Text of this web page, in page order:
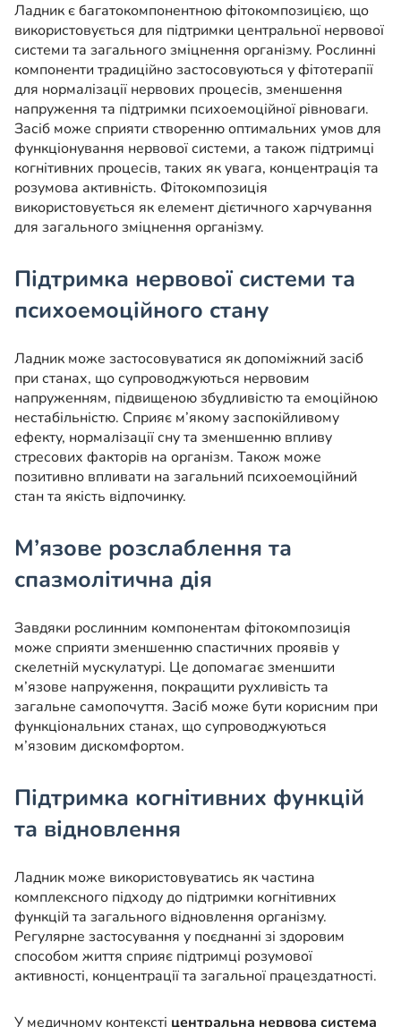
Ладник є багатокомпонентною фітокомпозицією, що
використовується для підтримки центральної нервової
системи та загального зміцнення організму. Рослинні
компоненти традиційно застосовуються у фітотерапії
для нормалізації нервових процесів, зменшення
напруження та підтримки психоемоційної рівноваги.
Засіб може сприяти створенню оптимальних умов для
функціонування нервової системи, а також підтримці
когнітивних процесів, таких як увага, концентрація та
розумова активність. Фітокомпозиція
використовується як елемент дієтичного харчування
для загального зміцнення організму.
Підтримка нервової системи та
психоемоційного стану
Ладник може застосовуватися як допоміжний засіб
при станах, що супроводжуються нервовим
напруженням, підвищеною збудливістю та емоційною
нестабільністю. Сприяє м’якому заспокійливому
ефекту, нормалізації сну та зменшенню впливу
стресових факторів на організм. Також може
позитивно впливати на загальний психоемоційний
стан та якість відпочинку.
М’язове розслаблення та
спазмолітична дія
Завдяки рослинним компонентам фітокомпозиція
може сприяти зменшенню спастичних проявів у
скелетній мускулатурі. Це допомагає зменшити
м’язове напруження, покращити рухливість та
загальне самопочуття. Засіб може бути корисним при
функціональних станах, що супроводжуються
м’язовим дискомфортом.
Підтримка когнітивних функцій
та відновлення
Ладник може використовуватись як частина
комплексного підходу до підтримки когнітивних
функцій та загального відновлення організму.
Регулярне застосування у поєднанні зі здоровим
способом життя сприяє підтримці розумової
активності, концентрації та загальної працездатності.
У медичному контексті центральна нервова система